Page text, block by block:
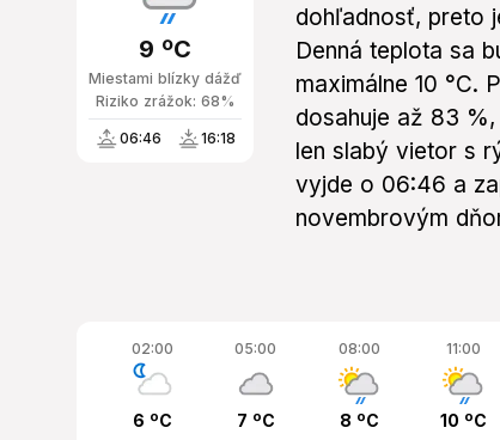
Miestami blízky dážď
9 ºC
Riziko zrážok: 68%
06:46 16:18
dohľadnosť, preto
Denná teplota sa
maximálne 10 °C.
dosahuje až 83
len slabý vietor s
vyjde o 06:46 a
novembrovým
02:00
6 ºC
05:00
7 ºC
08:00
8 ºC
11:00
10 ºC